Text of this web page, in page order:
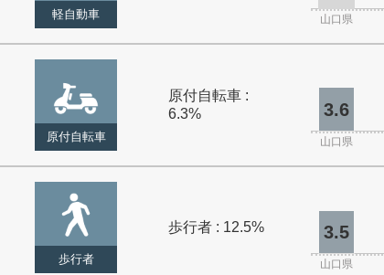
軽自動車 山口県
原付自転車
原付自転車 :
6.3%
3.6
山口県
歩行者
歩行者 : 12.5% 3.5
山口県